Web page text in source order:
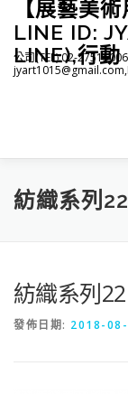
【展藝美
LINE ID:
LINE),行
公司(TEL):02-
首頁 紡織系列
紡織系列22
紡織系列22
發佈日期: 2018-